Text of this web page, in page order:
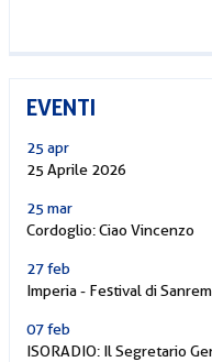
EVENTI
25 apr
25 Aprile 2026
25 mar
Cordoglio: Ciao Vincenzo
27 feb
Imperia - Festival di
07 feb
ISORADIO: Il Segretario